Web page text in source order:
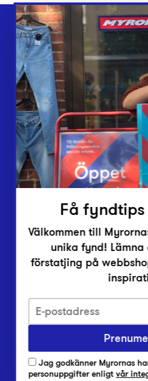
Webbshop
Butiker
Lämna in
Vårt överskott
Inlämningsplatser
Om Myrorna
Lediga jobb
Pressrum
Integritetsskyddspolicy
Har du frågor om onlineköp,
Har du frågor om vår verksamhet?
Vanliga frågor om Myrorna
Få
Välkommen till
unika fynd!
förstatjing på
Jag godkänner Myrornas
personuppgifter enligtvår